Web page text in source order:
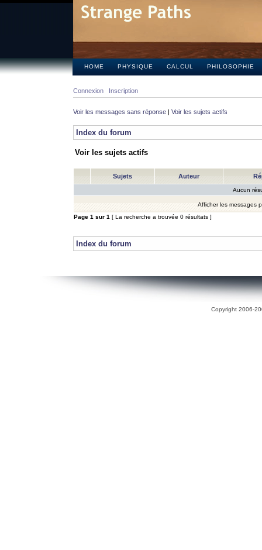
HOME PHYSIQUE CALCUL PHILOSOPHIE
Connexion Inscription
Voir les messages sans réponse | Voir les sujets actifs
Index du forum
Voir les sujets actifs
Sujets Auteur
Aucun
Afficher les messages
Page 1 sur 1 [ La recherche a trouvée 0 résultats ]
Index du forum
Copyright 2006-